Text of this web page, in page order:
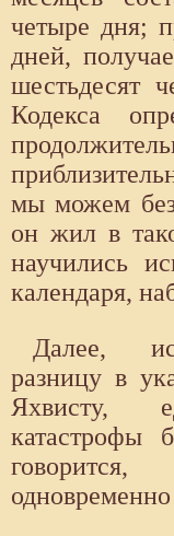
четыре дня;
дней,
шестьдесят
Кодекса
мы можем
он жил в
научились
календаря,
Далее,
разницу в
Яхвисту,
катастрофы